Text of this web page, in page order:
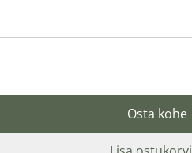
Osta kohe